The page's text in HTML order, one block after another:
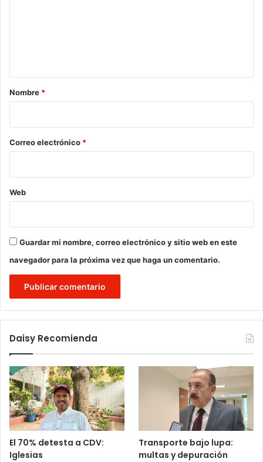
r
*
Nombre *
Correo electrónico *
Web
Guardar mi nombre, correo electrónico y sitio web en este
navegador para la próxima vez que haga un comentario.
Daisy Recomienda
El 70% detesta a CDV:
Iglesias
Transporte bajo lupa:
multas y depuración